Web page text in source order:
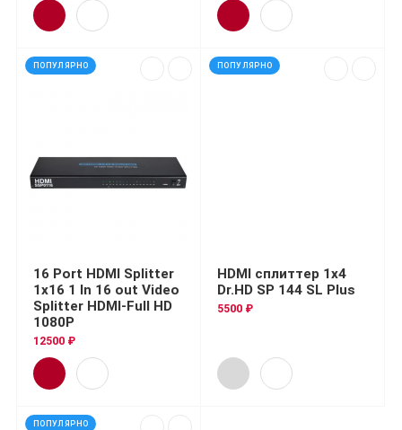
ПОПУЛЯРНО
16 Port HDMI Splitter
1x16 1 In 16 out Video
Splitter HDMI-Full HD
1080P
12500 ₽
ПОПУЛЯРНО
HDMI сплиттер 1x4
Dr.HD SP 144 SL Plus
5500 ₽
ПОПУЛЯРНО